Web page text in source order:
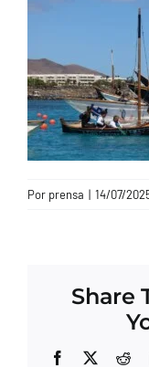
Por prensa | 14/07/
Share
Facebook
X